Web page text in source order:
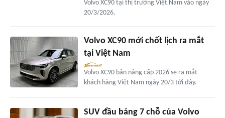
Volvo XC90 tại thị trường Việt Nam vào ngày
20/3/2026.
Volvo XC90 mới chốt lịch ra mắt
tại Việt Nam
Volvo XC90 bản nâng cấp 2026 sẽ ra mắt
khách hàng Việt Nam ngày 20/3 tới đây.
SUV đầu bảng 7 chỗ của Volvo